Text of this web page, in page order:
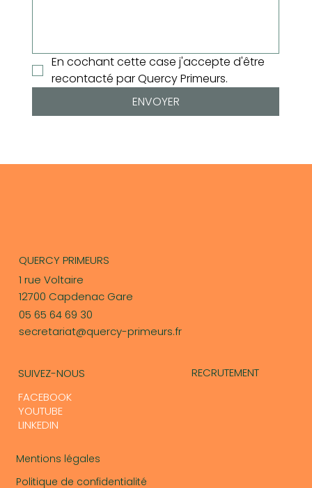
En cochant cette case j'accepte d'être
recontacté par Quercy Primeurs.
ENVOYER
QUERCY PRIMEURS
1 rue Voltaire
12700 Capdenac Gare​
05 65 64 69 30
secretariat@quercy-primeurs.fr
Mentions légales
Politique de confidentialité
SUIVEZ-NOUS
FACEBOOK
YOUTUBE
LINKEDIN
RECRUTEMENT